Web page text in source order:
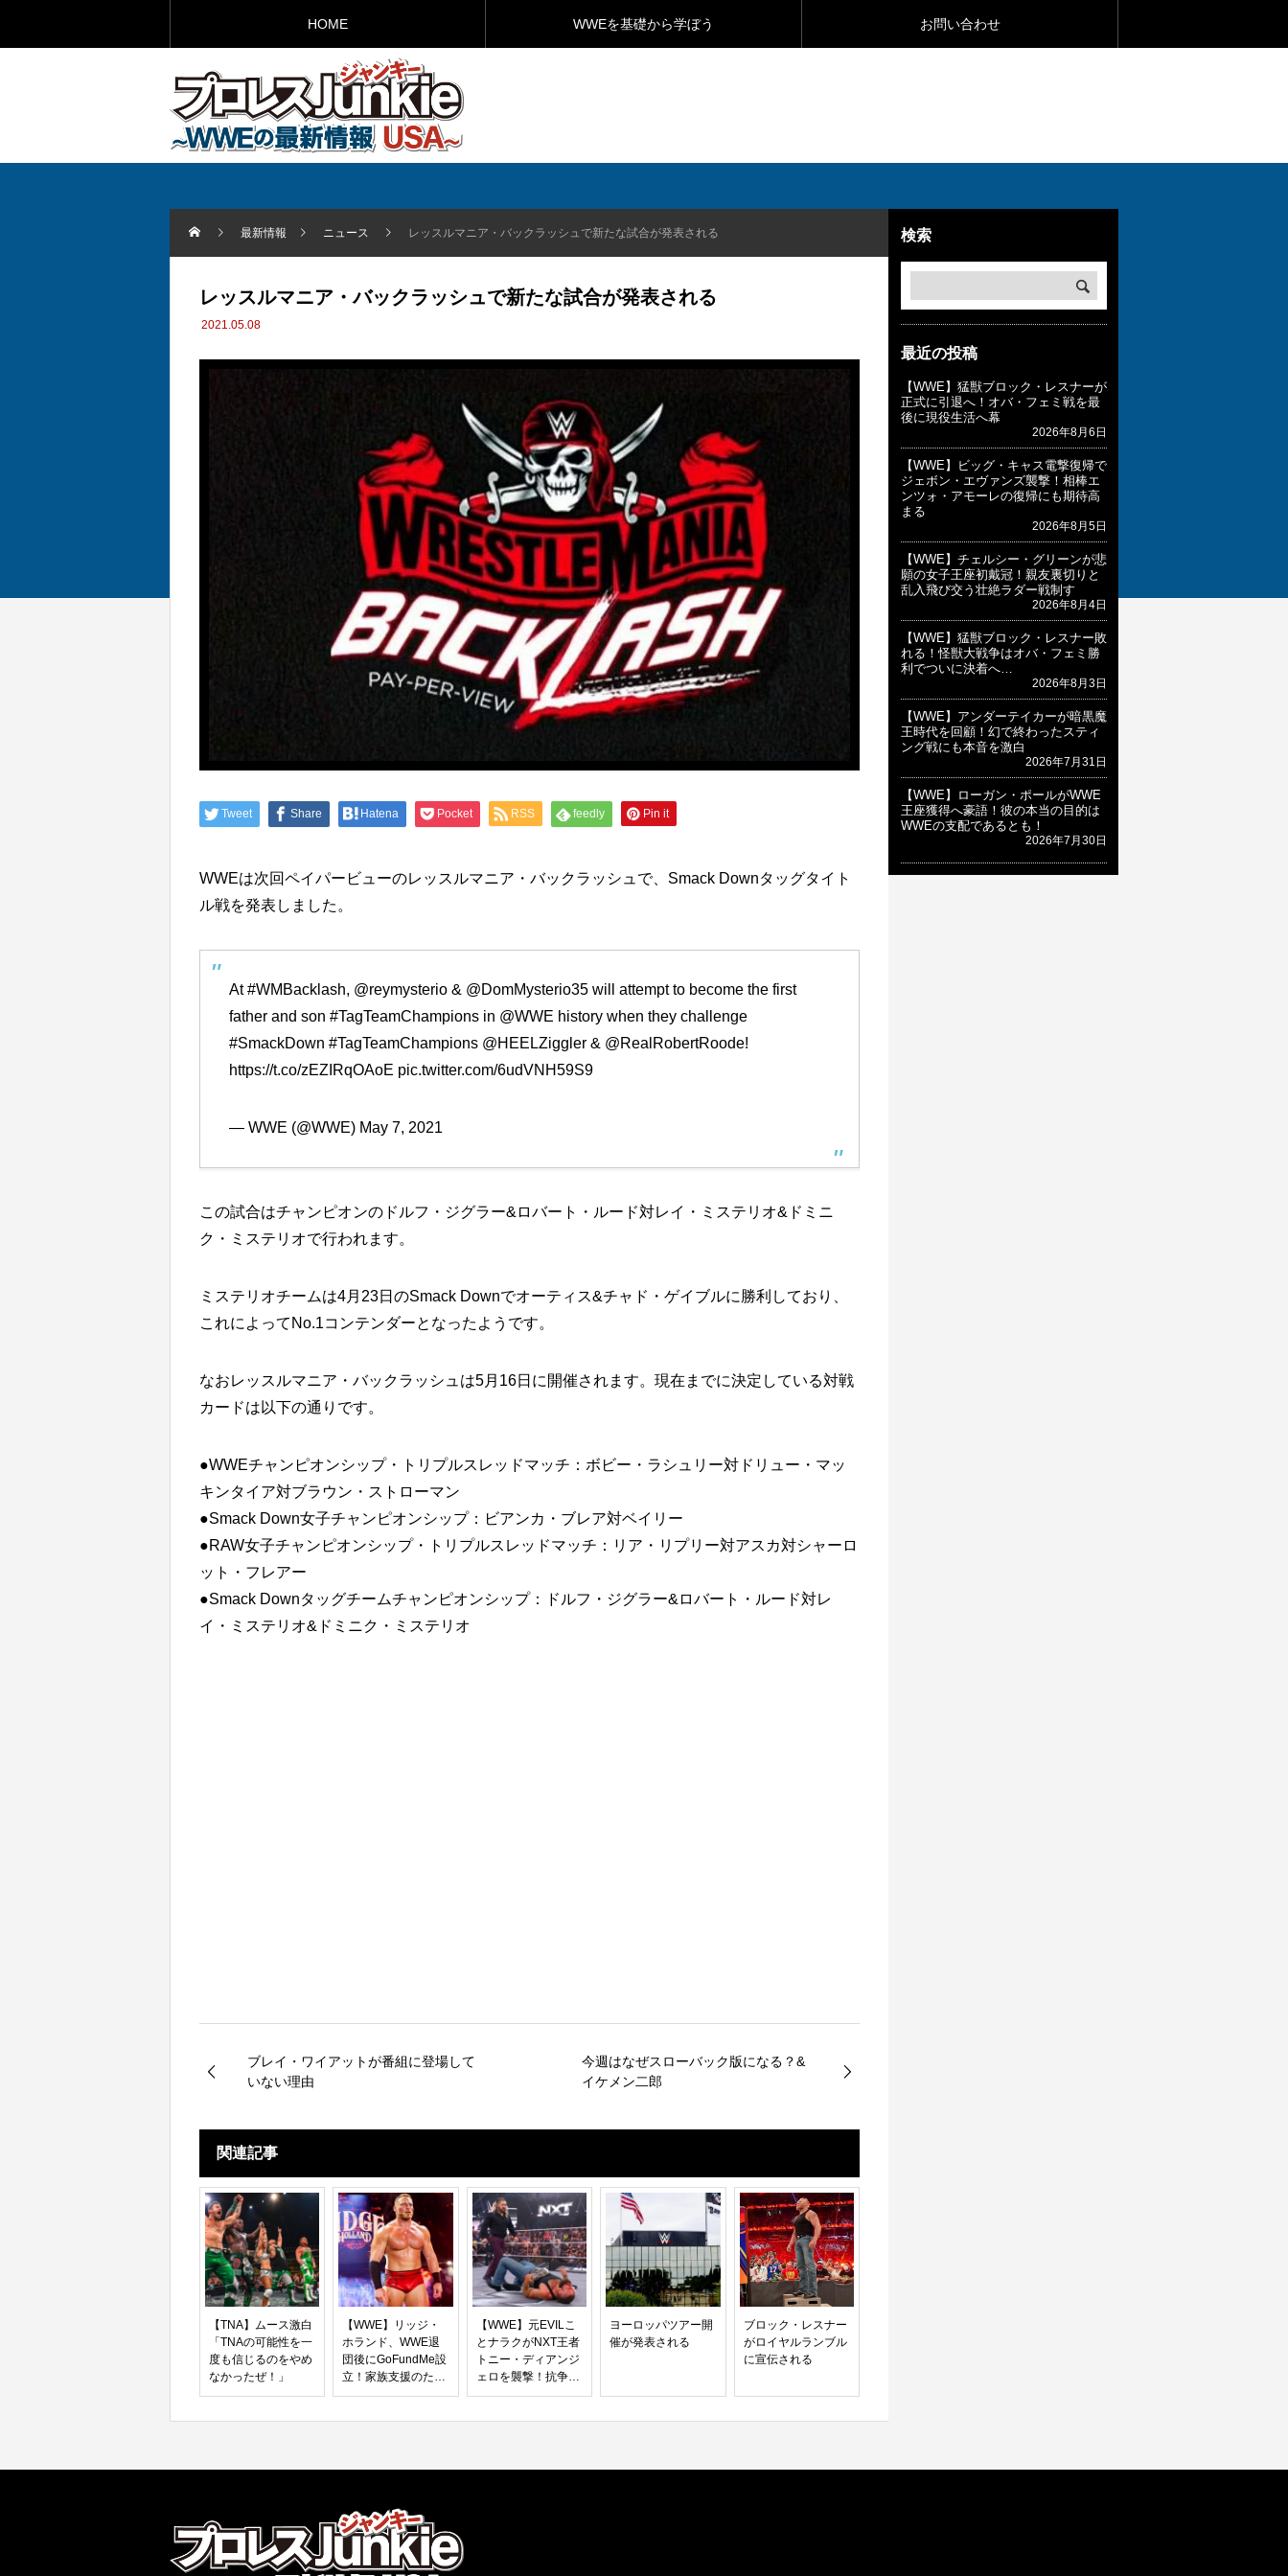
HOME WWEを基礎から学ぼう お問い合わせ
最新情報 ニュース レッスルマニア・バックラッシュで新たな試合が発表される
レッスルマニア・バックラッシュで新たな試合が発表される
2021.05.08
Tweet Share Hatena Pocket RSS feedly Pin it
WWEは次回ペイパービューのレッスルマニア・バックラッシュで、Smack Downタッグタイト
ル戦を発表しました。
At#WMBacklash, @reymysterio & @DomMysterio35 will attempt to become the first
father and son #TagTeamChampions in @WWE history when they challenge
#SmackDown #TagTeamChampions @HEELZiggler & @RealRobertRoode!
https://t.co/zEZIRqOAoE pic.twitter.com/6udVNH59S9
— WWE (@WWE) May 7, 2021
この試合はチャンピオンのドルフ・ジグラー&ロバート・ルード対レイ・ミステリオ&ドミニ
ク・ミステリオで行われます。
ミステリオチームは4月23日のSmack Downでオーティス&チャド・ゲイブルに勝利しており、
これによってNo.1コンテンダーとなったようです。
なおレッスルマニア・バックラッシュは5月16日に開催されます。現在までに決定している対戦
カードは以下の通りです。
●WWEチャンピオンシップ・トリプルスレッドマッチ：ボビー・ラシュリー対ドリュー・マッ
キンタイア対ブラウン・ストローマン
●Smack Down女子チャンピオンシップ：ビアンカ・ブレア対ベイリー
●RAW女子チャンピオンシップ・トリプルスレッドマッチ：リア・リプリー対アスカ対シャーロ
ット・フレアー
●Smack Downタッグチームチャンピオンシップ：ドルフ・ジグラー&ロバート・ルード対レ
イ・ミステリオ&ドミニク・ミステリオ
ブレイ・ワイアットが番組に登場して
いない理由
今週はなぜスローバック版になる？&
イケメン二郎
関連記事
【TNA】ムース激白
「TNAの可能性を一
度も信じるのをやめ
なかったぜ！」
【WWE】リッジ・
ホランド、WWE退
団後にGoFundMe設
立！家族支援のため
ファンが立ち上が
【WWE】元EVILこ
とナラクがNXT王者
トニー・ディアンジ
ェロを襲撃！抗争は
加速へ…！
ヨーロッパツアー開
催が発表される
ブロック・レスナー
がロイヤルランブル
に宣伝される
検索
最近の投稿
【WWE】猛獣ブロック・レスナーが
正式に引退へ！オバ・フェミ戦を最
後に現役生活へ幕
2026年8月6日
【WWE】ビッグ・キャス電撃復帰で
ジェボン・エヴァンズ襲撃！相棒エ
ンツォ・アモーレの復帰にも期待高
まる
2026年8月5日
【WWE】チェルシー・グリーンが悲
願の女子王座初戴冠！親友裏切りと
乱入飛び交う壮絶ラダー戦制す
2026年8月4日
【WWE】猛獣ブロック・レスナー敗
れる！怪獣大戦争はオバ・フェミ勝
利でついに決着へ…
2026年8月3日
【WWE】アンダーテイカーが暗黒魔
王時代を回顧！幻で終わったスティ
ング戦にも本音を激白
2026年7月31日
【WWE】ローガン・ポールがWWE
王座獲得へ豪語！彼の本当の目的は
WWEの支配であるとも！
2026年7月30日